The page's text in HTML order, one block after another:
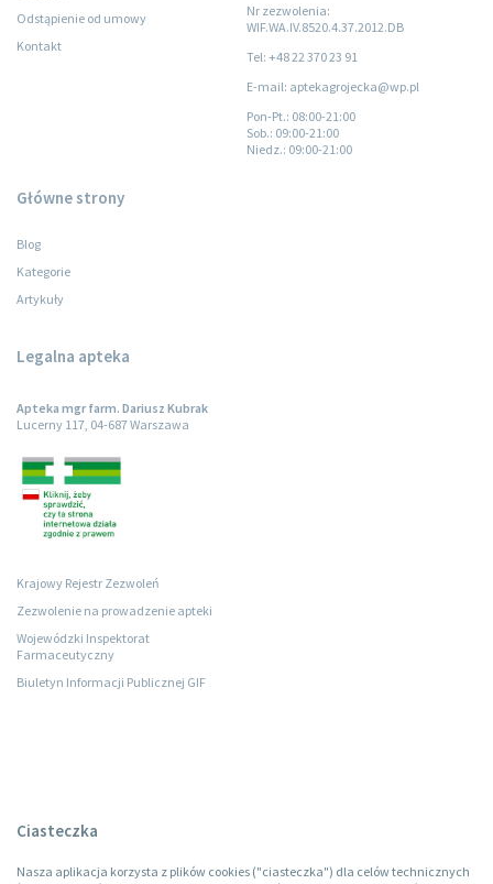
Odstąpienie od umowy
Kontakt
Nr zezwolenia:
WIF.WA.IV.8520.4.37.2012.DB
Tel: +48 22 370 23 91
E-mail: aptekagrojecka@wp.pl
Pon-Pt.: 08:00-21:00
Sob.: 09:00-21:00
Niedz.: 09:00-21:00
Główne strony
Blog
Kategorie
Artykuły
Legalna apteka
Apteka mgr farm. Dariusz Kubrak
Lucerny 117, 04-687 Warszawa
Krajowy Rejestr Zezwoleń
Zezwolenie na prowadzenie apteki
Wojewódzki Inspektorat
Farmaceutyczny
Biuletyn Informacji Publicznej GIF
Ciasteczka
Nasza aplikacja korzysta z plików cookies ("ciasteczka") dla celów technicznych